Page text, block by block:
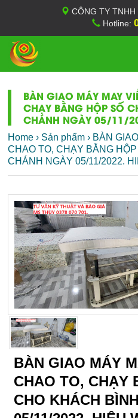
CÔNG TY
Hotline:
BÀN GIAO MÁY MAY
CHẠY BẰNG HỘP SỐ
CHÁNH NGÀY 05/11/
Home › Sản phẩm › BÀN
CHAO TO, CHẠY BẰNG
CHÁNH NGÀY 05/11/2022.
BÀN GIAO MÁY
CHAO TO, CHẠY
CHO KHÁCH